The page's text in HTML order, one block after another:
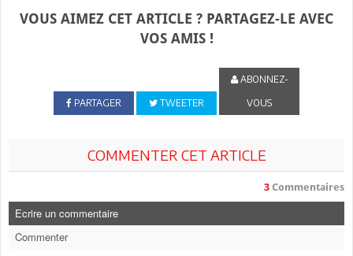
VOUS AIMEZ CET ARTICLE ? PARTAGEZ-LE AVEC
VOS AMIS !
PARTAGER TWEETER
ABONNEZ-
VOUS
COMMENTER CET ARTICLE
3 Commentaires
Ecrire un commentaire
Commenter